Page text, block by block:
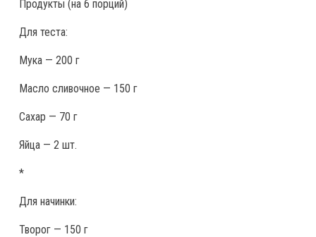
Продукты (на 6 порций)
Для теста:
Мука — 200 г
Масло сливочное — 150 г
Сахар — 70 г
Яйца — 2 шт.
*
Для начинки:
Творог — 150 г